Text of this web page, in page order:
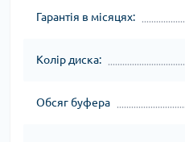
Гарантія в місяцях:
Колір диска:
Обсяг буфера